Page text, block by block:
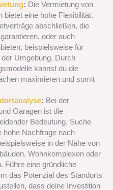
: Die Vermietung von
bietet eine hohe Flexibilität.
abschließen, die
oder auch
beispielsweise für
Umgebung. Durch
kannst du die
maximieren und somit
: Bei der
Garagen ist die
Bedeutung. Suche
hohe Nachfrage nach
in der Nähe von
Wohnkomplexen oder
Führe eine gründliche
das Potenzial des Standorts
dass deine Investition